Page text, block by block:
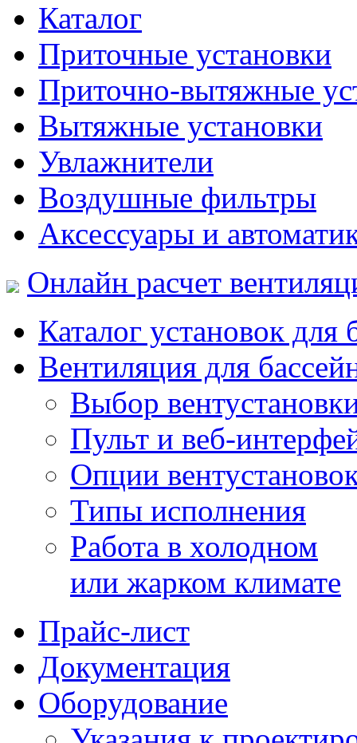
Каталог
Приточные установки
Приточно-вытяжные
Вытяжные установки
Увлажнители
Воздушные фильтры
Аксессуары и
Онлайн расчет
Каталог установок для
Вентиляция для
Выбор
Пульт и веб-
Опции
Типы исполнения
Работа в холодном
или жарком климате
Прайс-лист
Документация
Оборудование